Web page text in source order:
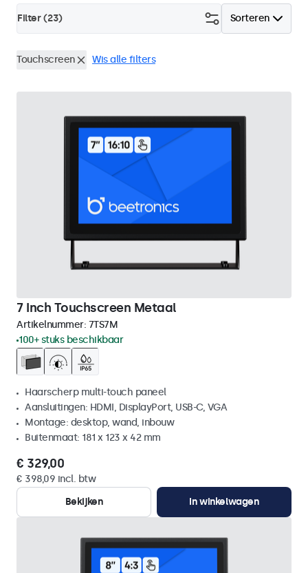
Sorteren
Filter (23)
Touchscreen Wis alle filters
7 Inch Touchscreen Metaal
Artikelnummer: 7TS7M
100+ stuks beschikbaar
Haarscherp multi-touch paneel
Aansluitingen: HDMI, DisplayPort, USB-C, VGA
Montage: desktop, wand, inbouw
Buitenmaat: 181 x 123 x 42 mm
€ 329,00
€ 398,09 incl. btw
Bekijken
In winkelwagen